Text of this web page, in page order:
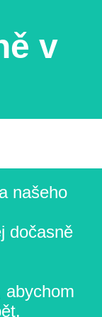
v
našeho
dočasně
abychom